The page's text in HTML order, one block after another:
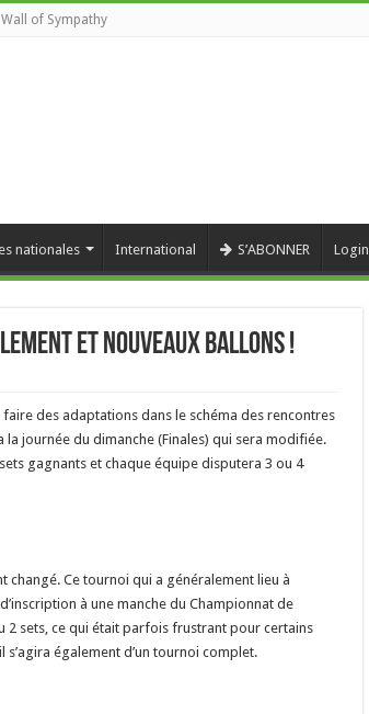
Wall of Sympathy
nationales International S’ABONNER Login
et nouveaux ballons !
des adaptations dans le schéma des rencontres
la journée du dimanche (Finales) qui sera modifiée.
gagnants et chaque équipe disputera 3 ou 4
Ce tournoi qui a généralement lieu à
à une manche du Championnat de
2 sets, ce qui était parfois frustrant pour certains
également d’un tournoi complet.